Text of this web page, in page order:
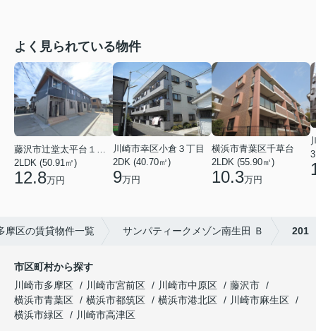
よく見られている物件
2LDK (50.91㎡)
12.8万円
川崎市幸区小倉３丁目
2DK (40.70㎡)
9万円
横浜市青葉区千草台
2LDK (55.90㎡)
10.3万円
摩区の賃貸物件一覧 サンパティークメゾン南生田 Ｂ 201
市区町村から探す
川崎市多摩区
川崎市宮前区 川崎市中原区
藤沢市
横浜市青葉区
横浜市都筑区 横浜市港北区
川崎市麻生区
横浜市緑区
川崎市高津区